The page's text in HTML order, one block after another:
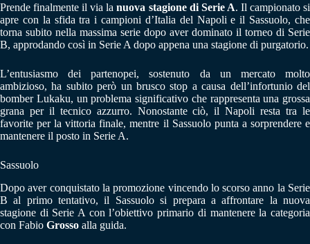
Prende finalmente il via lanuova stagione di Serie A. Il campionato si
apre con la sfida tra i campioni d’Italia del Napoli e il Sassuolo, che
torna subito nella massima serie dopo aver dominato il torneo di Serie
B, approdando così in Serie A dopo appena una stagione di purgatorio.
L’entusiasmo dei partenopei, sostenuto da un mercato molto
ambizioso, ha subito però un brusco stop a causa dell’infortunio del
bomber Lukaku, un problema significativo che rappresenta una grossa
grana per il tecnico azzurro. Nonostante ciò, il Napoli resta tra le
favorite per la vittoria finale, mentre il Sassuolo punta a sorprendere e
mantenere il posto in Serie A.
Sassuolo
Dopo aver conquistato la promozione vincendo lo scorso anno la Serie
B al primo tentativo, il Sassuolo si prepara a affrontare la nuova
stagione di Serie A con l’obiettivo primario di mantenere la categoria
con Fabio Grosso alla guida.